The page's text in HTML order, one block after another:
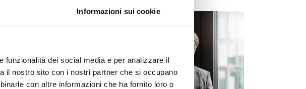
Informazioni sui cookie
funzionalità dei social media e per analizzare il
il nostro sito con i nostri partner che si occupano
con altre informazioni che ha fornito loro o